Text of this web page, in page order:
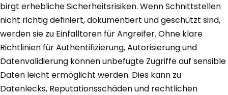
birgt erhebliche Sicherheitsrisiken. Wenn Schnittstellen
nicht richtig definiert, dokumentiert und geschützt sind,
werden sie zu Einfalltoren für Angreifer. Ohne klare
Richtlinien für Authentifizierung, Autorisierung und
Datenvalidierung können unbefugte Zugriffe auf sensible
Daten leicht ermöglicht werden. Dies kann zu
Datenlecks, Reputationsschäden und rechtlichen